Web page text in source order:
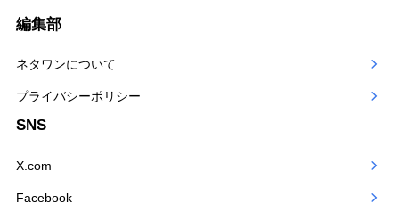
テ
リー
編集部
ネタワンについて
プライバシーポリシー
SNS
X.com
Facebook